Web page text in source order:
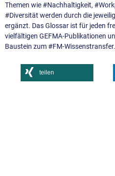
Themen wie #Nachhaltigkeit,
#Diversität werden durch die
ergänzt. Das Glossar ist für jeden
vielfältigen GEFMA-Publikationen
Baustein zum #FM-Wissenstransfer.
teilen